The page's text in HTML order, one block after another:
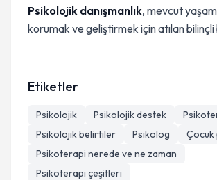
Psikolojik danışmanlık, mevcut
korumak ve geliştirmek için atılan bilinçli
Etiketler
Psikolojik Psikolojik destek
Psikolojik belirtiler
Psikolog
Çocuk
Psikoterapi nerede ve ne zaman
Psikoterapi çeşitleri